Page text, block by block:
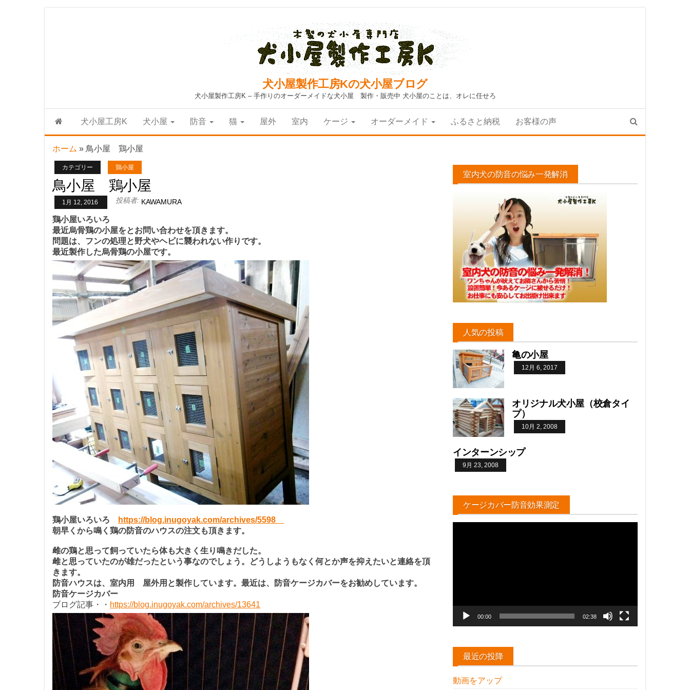
犬小屋製作工房Kの犬小屋ブログ
犬小屋製作工房K – 手作りのオーダーメイドな犬小屋 製作・販売中 犬小屋のことは、オレに任せろ
犬小屋工房K 犬小屋 防音 猫 屋外 室内 ケージ オーダーメイド ふるさと納税 お客様の声
ホーム » 鳥小屋 鶏小屋
カテゴリー 鶏小屋
鳥小屋 鶏小屋
1月 12, 2016 投稿者: KAWAMURA
鶏小屋いろいろ
最近烏骨鶏の小屋をとお問い合わせを頂きます。
問題は、フンの処理と野犬やヘビに襲われない作りです。
最近製作した烏骨鶏の小屋です。
鶏小屋いろいろ
https://blog.inugoyak.com/archives/5598
朝早くから鳴く鶏の防音のハウスの注文も頂きます。
雌の鶏と思って飼っていたら体も大きく生り鳴きだした。
雌と思っていたのが雄だったという事なのでしょう。どうしようもなく何とか声を抑えたいと連絡を頂
きます。
防音ハウスは、室内用 屋外用と製作しています。最近は、防音ケージカバーをお勧めしています。
防音ケージカバー
ブログ記事・・ https://blog.inugoyak.com/archives/13641
室内犬の防音の悩み一発解消
人気の投稿
亀の小屋
12月 6, 2017
オリジナル犬小屋（校倉タイ
プ）
10月 2, 2008
インターンシップ
9月 23, 2008
ケージカバー防音効果測定
00:00 02:38
最近の投降
動画をアップ